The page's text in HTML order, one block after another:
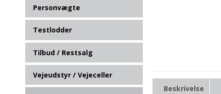
Personvægte
Testlodder
Tilbud / Restsalg
Vejeudstyr / Vejeceller
Beskrivelse